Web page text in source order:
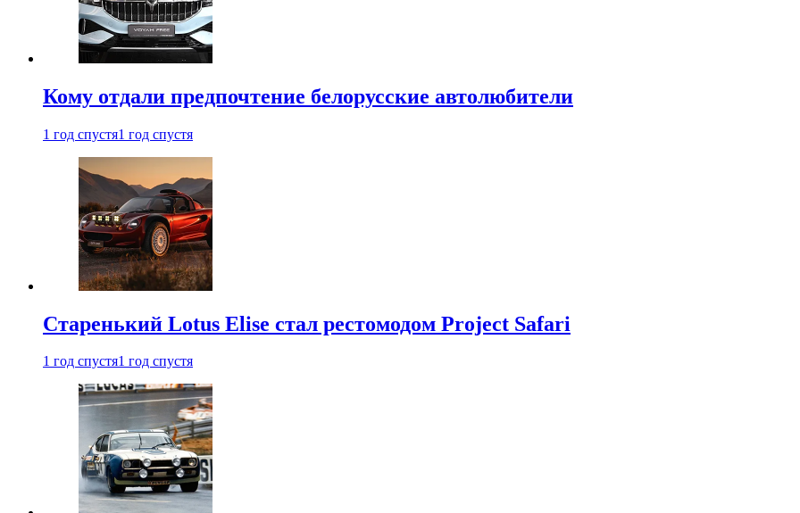
Кому отдали предпочтение белорусские автолюбители
1 год спустя1 год спустя
Старенький Lotus Elise стал рестомодом Project Safari
1 год спустя1 год спустя